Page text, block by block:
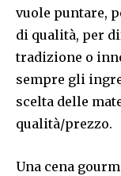
vuole puntare,
di qualità, per
tradizione o
sempre gli
scelta delle
qualità/prezzo.
Una cena